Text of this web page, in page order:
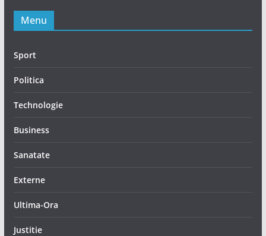
Menu
Sport
Politica
Technologie
Business
Sanatate
Externe
Ultima-Ora
Justitie